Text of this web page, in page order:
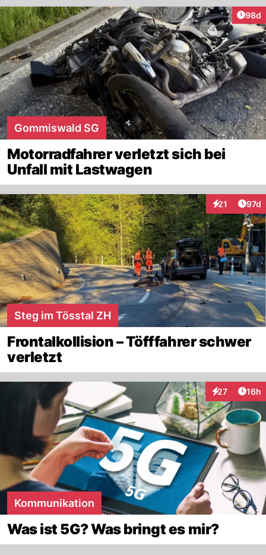
98d
Gommiswald SG
Motorradfahrer verletzt sich bei
Unfall mit Lastwagen
21
Interaktionen
97d
Steg im Tösstal ZH
Frontalkollision – Töfffahrer schwer
verletzt
27
Interaktionen
16h
Kommunikation
Was ist 5G? Was bringt es mir?